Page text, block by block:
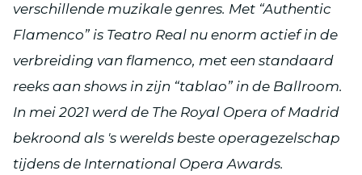
verschillende muzikale genres. Met “Authentic
Flamenco” is Teatro Real nu enorm actief in de
verbreiding van flamenco, met een standaard
reeks aan shows in zijn “tablao” in de Ballroom.
In mei 2021 werd de The Royal Opera of Madrid
bekroond als 's werelds beste operagezelschap
tijdens de International Opera Awards.